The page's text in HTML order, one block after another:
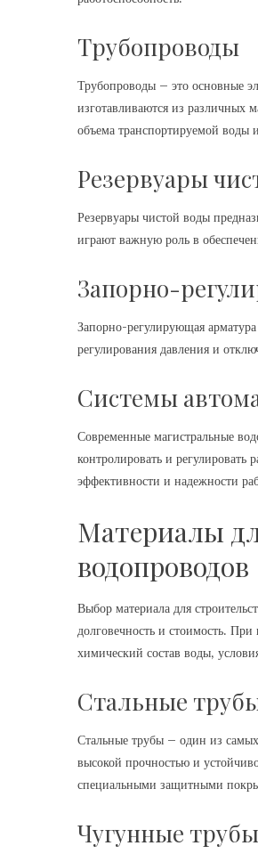
Трубопроводы
Трубопроводы – это основные
изготавливаются из различных
объема транспортируемой воды
Резервуары
Резервуары чистой воды
играют важную роль в
Запорно-
Запорно-регулирующая
регулирования давления и
Системы
Современные магистральные
контролировать и
эффективности и надежности
Материалы
водопроводов
Выбор материала для
долговечность и стоимость. При
химический состав воды‚
Стальные
Стальные трубы – один из
высокой прочностью и
специальными защитными
Чугунные трубы